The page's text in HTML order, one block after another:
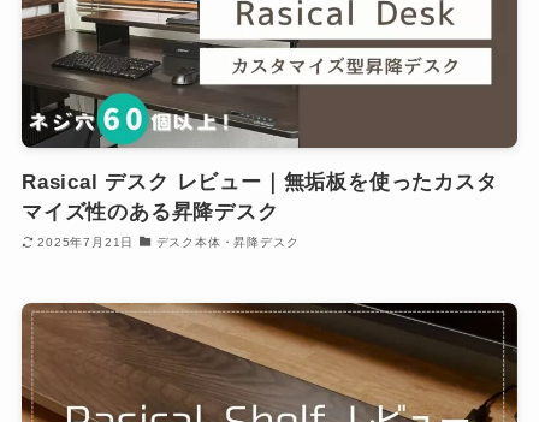
Rasical デスク レビュー｜無垢板を使ったカスタ
マイズ性のある昇降デスク
2025年7月21日 デスク本体・昇降デスク